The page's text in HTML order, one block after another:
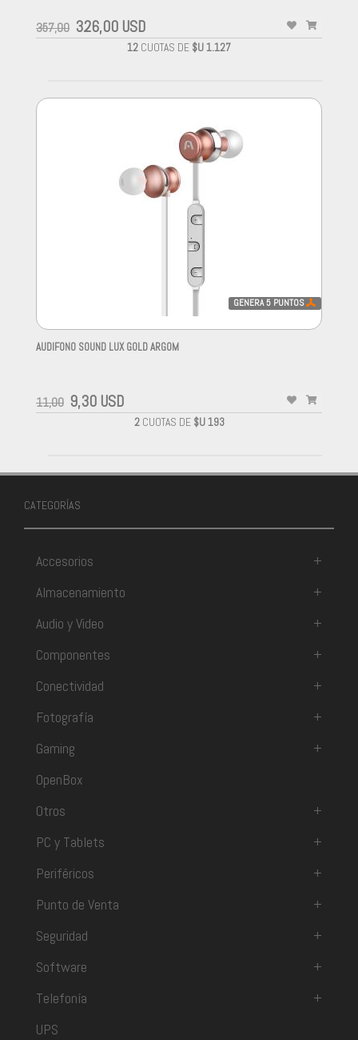
357,00 326,00 USD
12 CUOTAS DE $U 1.127
GENERA5 PUNTOS
AUDIFONO SOUND LUX GOLD ARGOM
11,00 9,30 USD
2CUOTAS DE $U 193
CATEGORÍAS
Accesorios
+
Almacenamiento
+
Audio y Video
+
Componentes
+
Conectividad
+
Fotografía
+
Gaming
+
OpenBox
Otros
+
PC y Tablets
+
Periféricos
+
Punto de Venta
+
Seguridad
+
Software
+
Telefonía
+
UPS